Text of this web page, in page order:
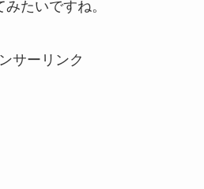
たいですね。
サーリンク